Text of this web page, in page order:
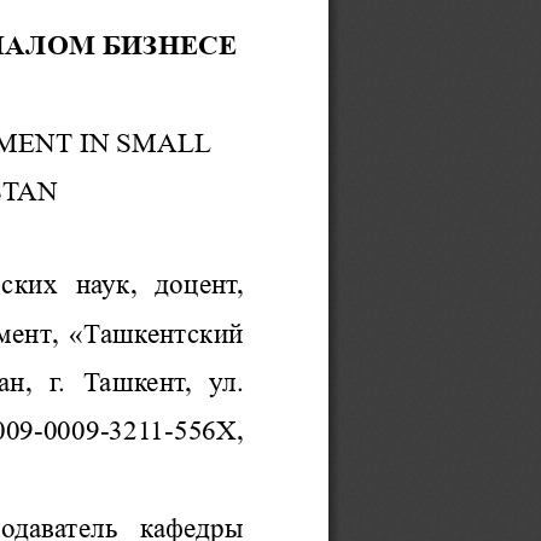
БИЗНЕСЕ
IN SMALL
наук,  доцент,
т «Ташкентский
г.  Ташкент,  ул.
-0009-3211 -556X,
кафедры